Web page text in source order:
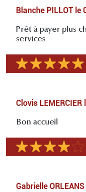
Blanche PILLOT le
Prêt à payer plus
services
Clovis LEMERCIER
Bon accueil
Gabrielle ORLEANS